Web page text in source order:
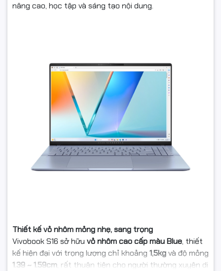
nâng cao, học tập và sáng tạo nội dung.
Thiết kế vỏ nhôm mỏng nhẹ, sang trọng
Vivobook S16 sở hữu vỏ nhôm cao cấp màu Blue, thiết
kế hiện đại với trọng lượng chỉ khoảng 1,5kgvà độ mỏng
1.39 ~ 1.59cm , rất thuận tiện cho người thường xuyên di